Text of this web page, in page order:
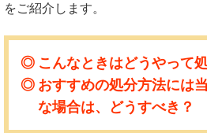
をご紹介します。
こんなときはどうやって
おすすめの処分方法には
な場合は、どうすべき？